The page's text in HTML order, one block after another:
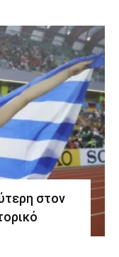
στον